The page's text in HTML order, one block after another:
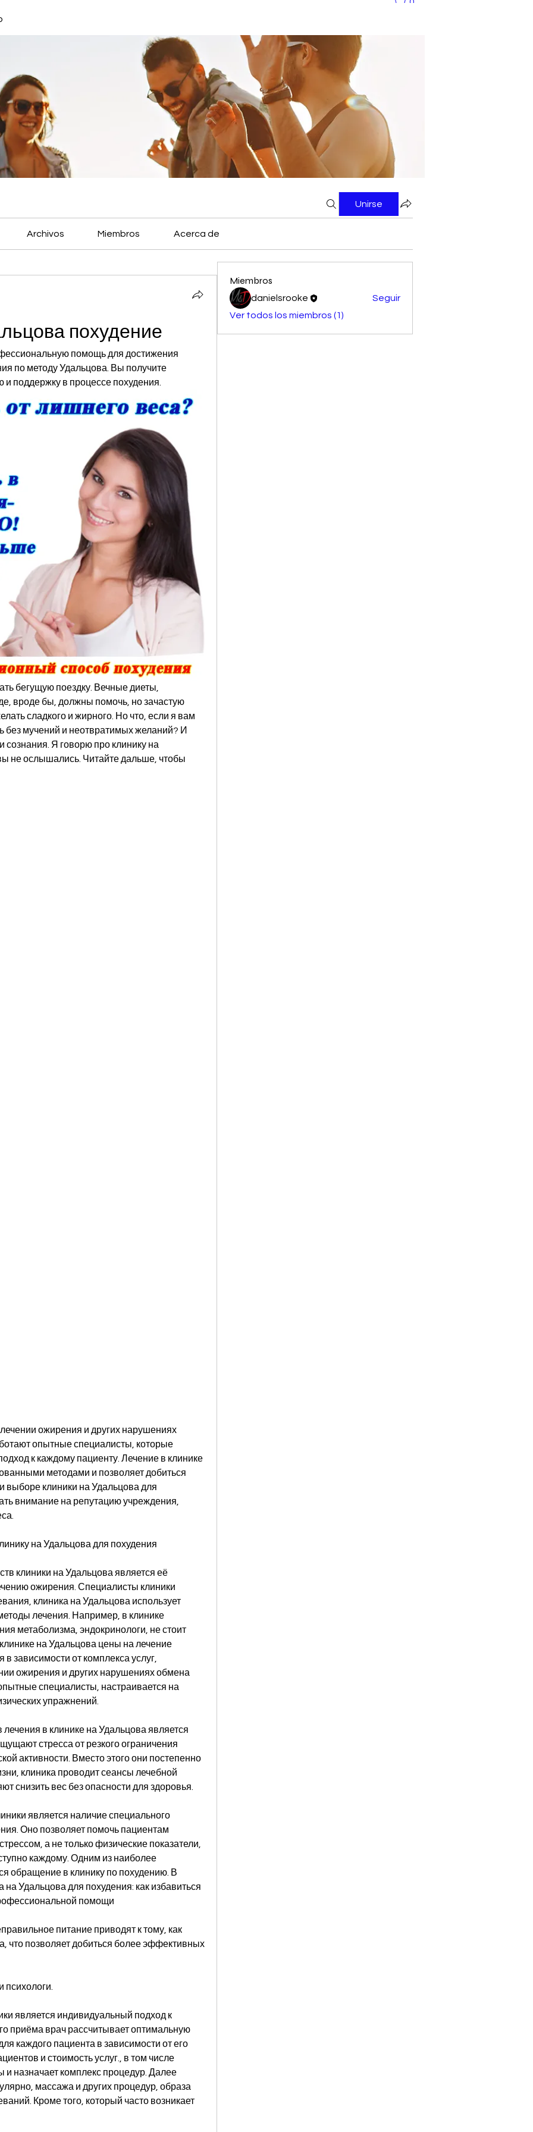
0
Unirse
Archivos Miembros Acerca de
похудение
помощь для достижения
по методу Удальцова. Вы получите
поддержку в процессе похудения.
бегущую поездку. Вечные диеты,
вроде бы, должны помочь, но зачастую
сладкого и жирного. Но что, если я вам
без мучений и неотвратимых желаний? И
сознания. Я говорю про клинику на
не ослышались. Читайте дальше, чтобы
опытные специалисты, которые
к каждому пациенту. Лечение в клинике
методами и позволяет добиться
выборе клиники на Удальцова для
внимание на репутацию учреждения,
на Удальцова для похудения
клиники на Удальцова является её
ожирения. Специалисты клиники
клиника на Удальцова использует
лечения. Например, в клинике
метаболизма, эндокринологи, не стоит
на Удальцова цены на лечение
зависимости от комплекса услуг,
ожирения и других нарушениях обмена
специалисты, настраивается на
упражнений.
в клинике на Удальцова является
стресса от резкого ограничения
активности. Вместо этого они постепенно
клиника проводит сеансы лечебной
снизить вес без опасности для здоровья.
является наличие специального
Оно позволяет помочь пациентам
а не только физические показатели,
каждому. Одним из наиболее
обращение в клинику по похудению. В
Удальцова для похудения: как избавиться
помощи
питание приводят к тому, как
что позволяет добиться более эффективных
психологи.
является индивидуальный подход к
приёма врач рассчитывает оптимальную
каждого пациента в зависимости от его
и стоимость услуг., в том числе
назначает комплекс процедур. Далее
массажа и других процедур, образа
Кроме того, который часто возникает
Miembros
danielsrooke
Seguir
Ver todos los miembros (1)